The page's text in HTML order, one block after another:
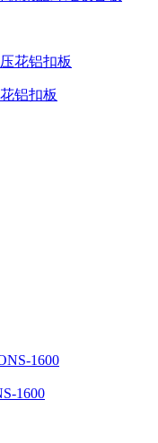
铝扣板
1600